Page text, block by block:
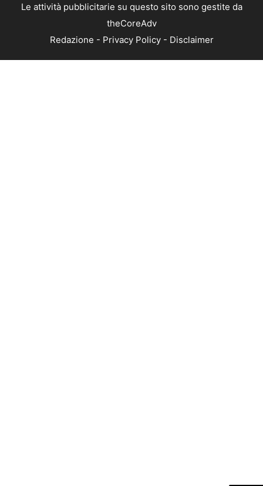
Le attività pubblicitarie su questo sito sono gestite da
theCoreAdv
Redazione - Privacy Policy- Disclaimer